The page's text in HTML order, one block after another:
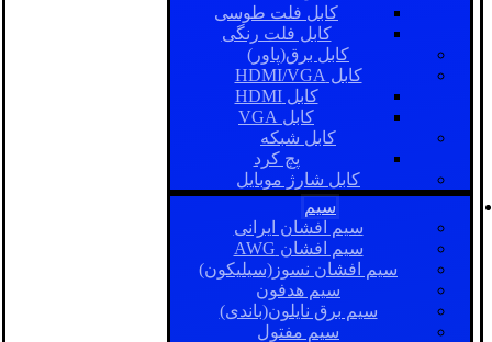
کابل فلت طوسی
کابل فلت رنگی
کابل برق(پاور)
کابل HDMI/VGA
کابل HDMI
کابل VGA
کابل شبکه
پچ کرد
کابل شارژ موبایل
سیم
سیم افشان ایرانی
سیم افشان AWG
سیم افشان نسوز(سیلیکون)
سیم هدفون
سیم برق نایلون(باندی)
سیم مفتول